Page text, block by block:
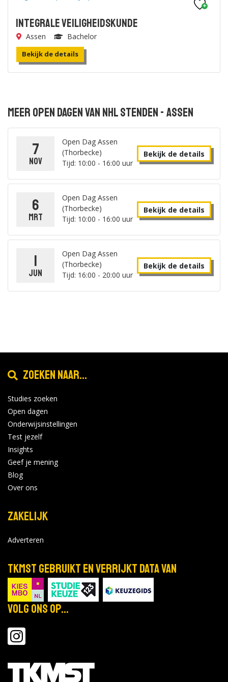
Integrale Veiligheidskunde
Assen Bachelor
Bekijk de details
Meer open dagen van NHL Stenden - Assen
7
nov
Open Dag Assen
(Thorbecke)
Tijd: 10:00 - 16:00 uur
Bekijk de details
6
mrt
Open Dag Assen
(Thorbecke)
Tijd: 10:00 - 16:00 uur
Bekijk de details
1
jun
Open Dag Assen
(Thorbecke)
Tijd: 16:00 - 20:00 uur
Bekijk de details
Zoeken naar...
Studies zoeken
Open dagen
Onderwijsinstellingen
Test jezelf
Insights
Geef je mening
Blog
Over ons
Zakelijk
Adverteren
TKMST gebruikt en verrijkt data van
Volg ons op...